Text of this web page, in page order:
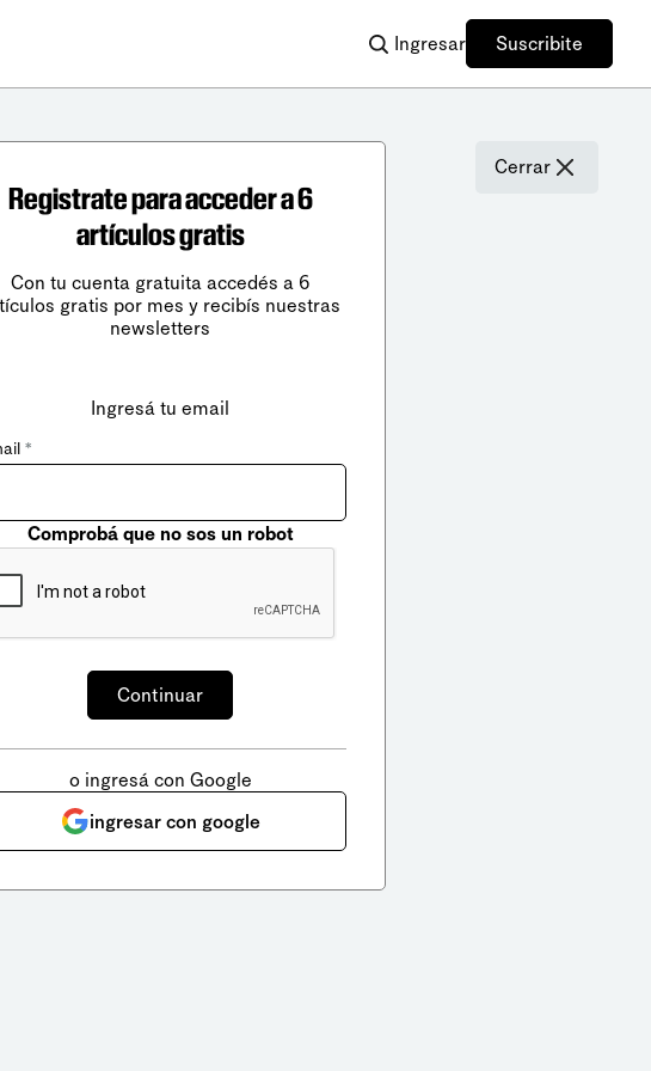
Ingresar Suscribite
Cerrar
Registrate para acceder a 6
artículos gratis
Con tu cuenta gratuita accedés a 6
gratis por mes y recibís nuestras
newsletters
Ingresá tu email
*
Comprobá que no sos un robot
o ingresá con Google
ingresar con google